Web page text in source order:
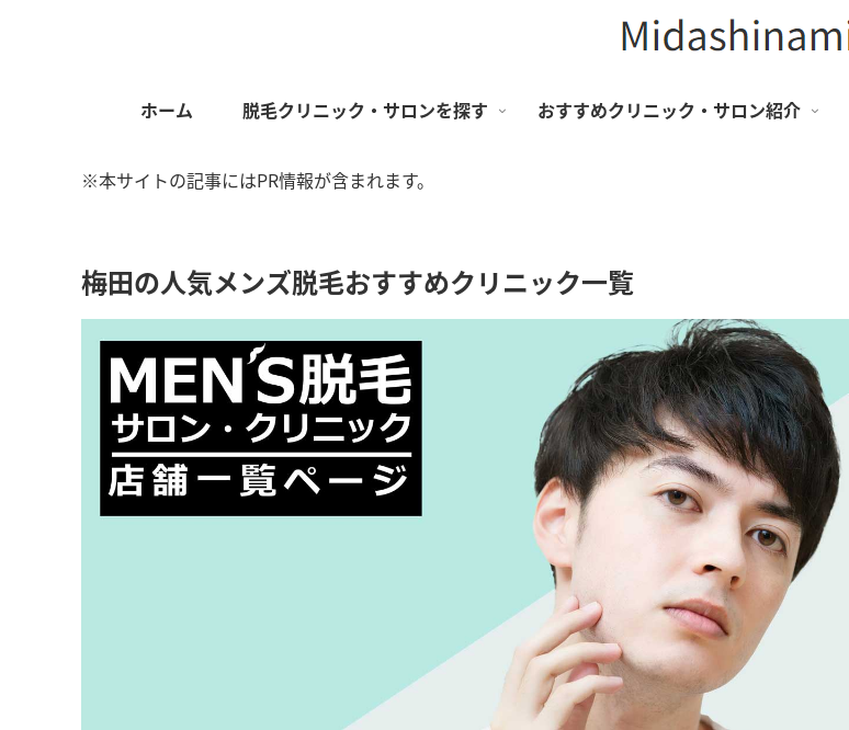
ホーム 脱毛クリニック・サロンを探す おすすめクリニック・サロン紹介
※本サイトの記事にはPR情報が含まれます。
梅田の人気メンズ脱毛おすすめクリニック一覧